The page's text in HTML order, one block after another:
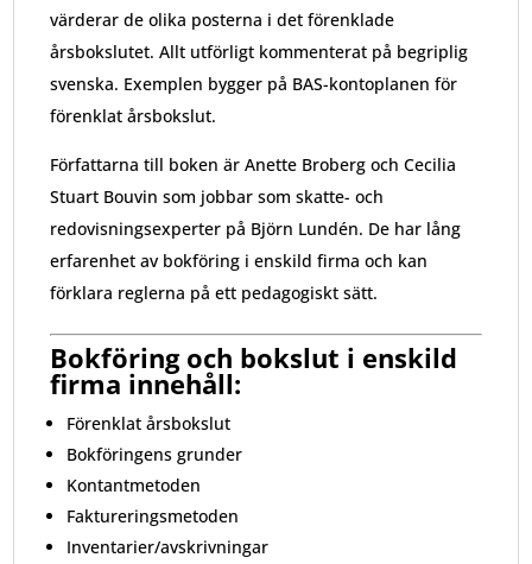
värderar de olika posterna i det förenklade
årsbokslutet. Allt utförligt kommenterat på begriplig
svenska. Exemplen bygger på BAS-kontoplanen för
förenklat årsbokslut.
Författarna till boken är Anette Broberg och Cecilia
Stuart Bouvin som jobbar som skatte- och
redovisningsexperter på Björn Lundén. De har lång
erfarenhet av bokföring i enskild firma och kan
förklara reglerna på ett pedagogiskt sätt.
Bokföring och bokslut i enskild
firma innehåll:
Förenklat årsbokslut
Bokföringens grunder
Kontantmetoden
Faktureringsmetoden
Inventarier/avskrivningar